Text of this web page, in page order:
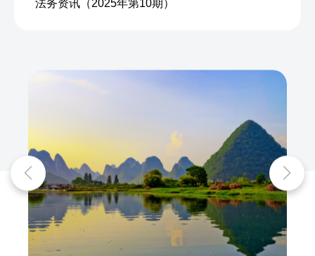
法务资讯（2025年第10期）